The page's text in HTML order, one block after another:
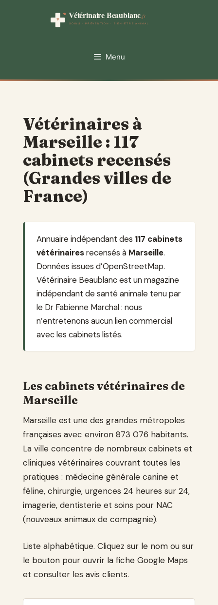
Menu
Vétérinaires à
Marseille : 117
cabinets recensés
(Grandes villes de
France)
Annuaire indépendant des 117 cabinets
vétérinairesrecensés à Marseille.
Données issues d’OpenStreetMap.
Vétérinaire Beaublanc est un magazine
indépendant de santé animale tenu par
le Dr Fabienne Marchal : nous
n’entretenons aucun lien commercial
avec les cabinets listés.
Les cabinets vétérinaires de
Marseille
Marseille est une des grandes métropoles
françaises avec environ 873 076 habitants.
La ville concentre de nombreux cabinets et
cliniques vétérinaires couvrant toutes les
pratiques : médecine générale canine et
féline, chirurgie, urgences 24 heures sur 24,
imagerie, dentisterie et soins pour NAC
(nouveaux animaux de compagnie).
Liste alphabétique. Cliquez sur le nom ou sur
le bouton pour ouvrir la fiche Google Maps
et consulter les avis clients.